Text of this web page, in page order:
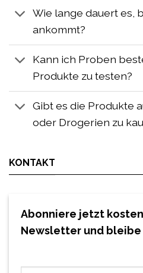
Wie lange dauert es,
ankommt?
Kann ich Proben
Produkte zu testen?
Gibt es die Produkte
oder Drogerien zu
KONTAKT
Abonniere jetzt
Newsletter und